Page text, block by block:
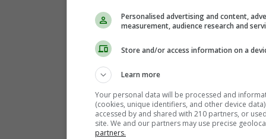
Personalised advertising and content,
measurement, audience research and
Store and/or access information on a
Learn more
Your personal data will be processed and
(cookies, unique identifiers, and other device
accessed by and shared with 210 partners, or
site. We and our partners may use precise
partners.